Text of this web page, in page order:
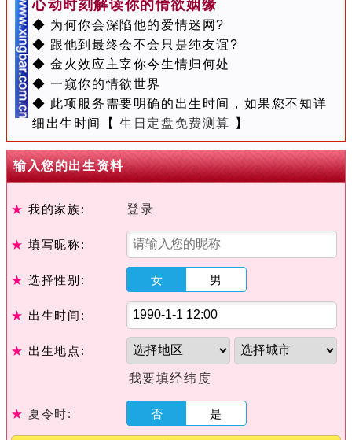
心动时刻解读你的情欲姻缘
◆ 为何你会深陷他的爱情迷网?
◆ 跟他到最终会不会只是纯友谊?
◆ 金火效应主宰你今生情归何处
◆ 一窥你的情欲世界
◆ 此项服务需要明确的出生时间，如果您不知详
细出生时间【生日定盘免费测算 】
输入您的出生资料
★我的家族: 登录
★填写昵称:
★选择性别: 女 男
★ 出生时间:
★ 出生地点:
我要填经纬度
★ 夏令时: 否 是